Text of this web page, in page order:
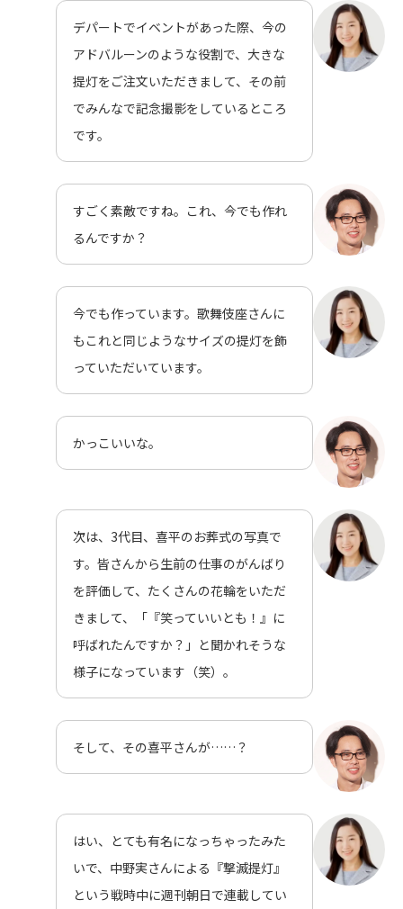
デパートでイベントがあった際、今の
アドバルーンのような役割で、大きな
提灯をご注文いただきまして、その前
でみんなで記念撮影をしているところ
です。
すごく素敵ですね。これ、今でも作れ
るんですか？
今でも作っています。歌舞伎座さんに
もこれと同じようなサイズの提灯を飾
っていただいています。
かっこいいな。
次は、3代目、喜平のお葬式の写真で
す。皆さんから生前の仕事のがんばり
を評価して、たくさんの花輪をいただ
きまして、「『笑っていいとも！』に
呼ばれたんですか？」と聞かれそうな
様子になっています（笑）。
そして、その喜平さんが……？
はい、とても有名になっちゃったみた
いで、中野実さんによる『撃滅提灯』
という戦時中に週刊朝日で連載してい